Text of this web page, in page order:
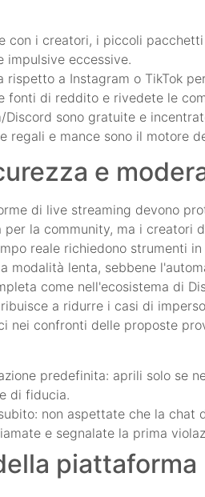
con i creatori, i piccoli
impulsive eccessive.
rispetto a Instagram o TikTok
di reddito e rivedete le
sono gratuite e
regali e mance sono il motore
e
di live streaming devono
la community, ma i
reale richiedono strumenti
modalità lenta, sebbene
come nell'ecosistema di
a ridurre i casi di
nei confronti delle proposte
predefinita: aprili solo se
di fiducia.
non aspettate che la chat
e segnalate la prima
piattaforma